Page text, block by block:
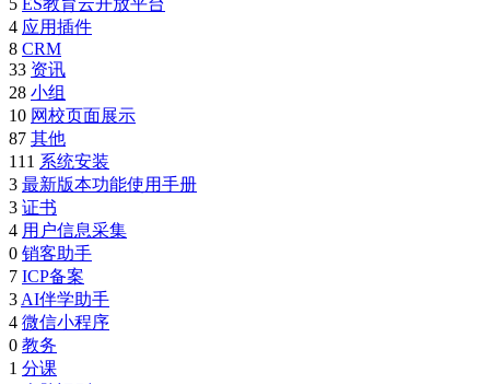
5 ES教育云开放平台
4 应用插件
8 CRM
33 资讯
28 小组
10 网校页面展示
87 其他
111 系统安装
3 最新版本功能使用手册
3 证书
4 用户信息采集
0 销客助手
7 ICP备案
3 AI伴学助手
4 微信小程序
0 教务
1 分课